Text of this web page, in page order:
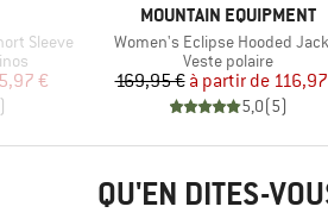
Sleeve
€
MARQUE
MOUNTAIN EQUIPMENT
Article
Women's Eclipse Hooded
Product group
Veste polaire
Prix
169,95 € Prix réduit
à partir de
5,0(5)
QU'EN DITES-